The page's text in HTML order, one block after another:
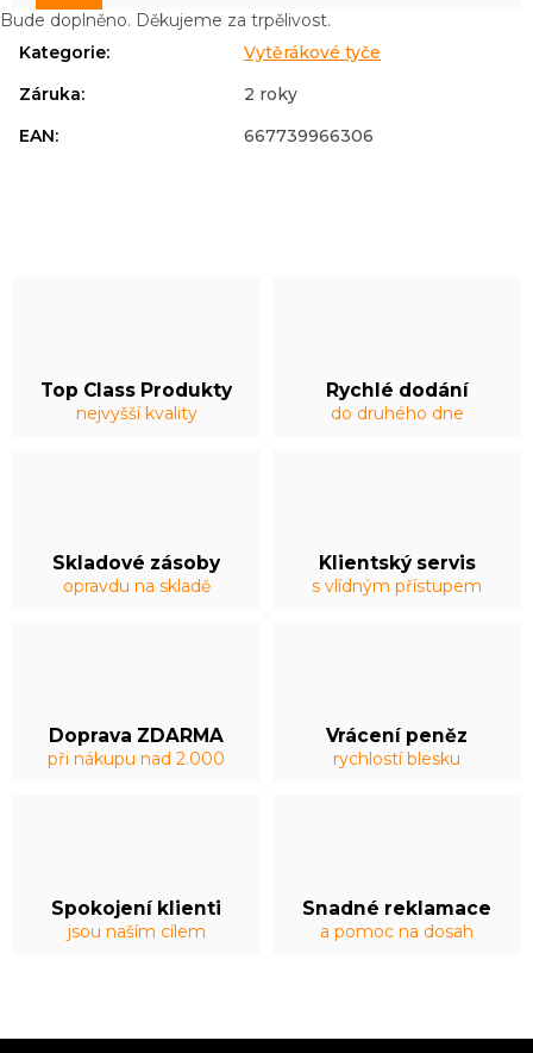
Top Class Produkty
nejvyšší kvality
Rychlé dodání
do druhého dne
Skladové zásoby
opravdu na skladě
Klientský servis
s vlídným přístupem
Doprava ZDARMA
při nákupu nad 2.000
Vrácení peněz
rychlostí blesku
Spokojení klienti
jsou naším cílem
Snadné reklamace
a pomoc na dosah
Bude doplněno. Děkujeme za trpělivost.
Kategorie:
Vytěrákové tyče
Záruka:
2 roky
EAN: 667739966306